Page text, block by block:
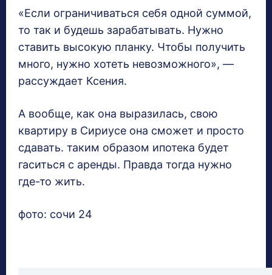
«Если ограничиваться себя одной суммой,
то так и будешь зарабатывать. Нужно
ставить высокую планку. Чтобы получить
много, нужно хотеть невозможного», —
рассуждает Ксения.
А вообще, как она выразилась, свою
квартиру в Сириусе она сможет и просто
сдавать. таким образом ипотека будет
гаситься с аренды. Правда тогда нужно
где-то жить.
фото: сочи 24